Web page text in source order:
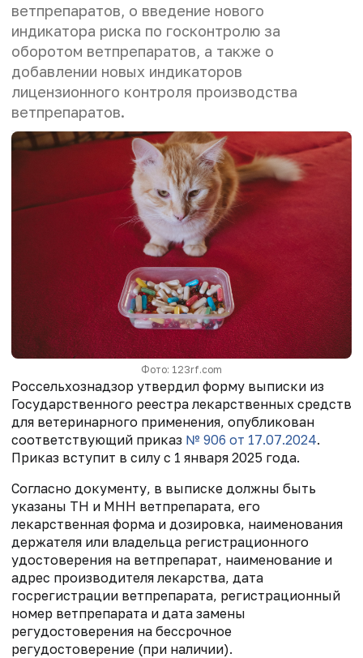
ветпрепаратов, о введение нового
индикатора риска по госконтролю за
оборотом ветпрепаратов, а также о
добавлении новых индикаторов
лицензионного контроля производства
ветпрепаратов.
Фото: 123rf.com
Россельхознадзор утвердил форму выписки из
Государственного реестра лекарственных средств
для ветеринарного применения, опубликован
соответствующий приказ № 906 от 17.07.2024.
Приказ вступит в силу с 1 января 2025 года.
Согласно документу, в выписке должны быть
указаны ТН и МНН ветпрепарата, его
лекарственная форма и дозировка, наименования
держателя или владельца регистрационного
удостоверения на ветпрепарат, наименование и
адрес производителя лекарства, дата
госрегистрации ветпрепарата, регистрационный
номер ветпрепарата и дата замены
регудостоверения на бессрочное
регудостоверение (при наличии).